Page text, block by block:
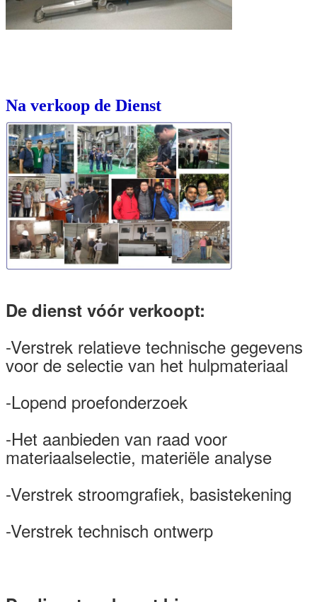
Na verkoop de Dienst
De dienst vóór verkoopt:
-Verstrek relatieve technische gegevens
voor de selectie van het hulpmateriaal
-Lopend proefonderzoek
-Het aanbieden van raad voor
materiaalselectie, materiële analyse
-Verstrek stroomgrafiek, basistekening
-Verstrek technisch ontwerp